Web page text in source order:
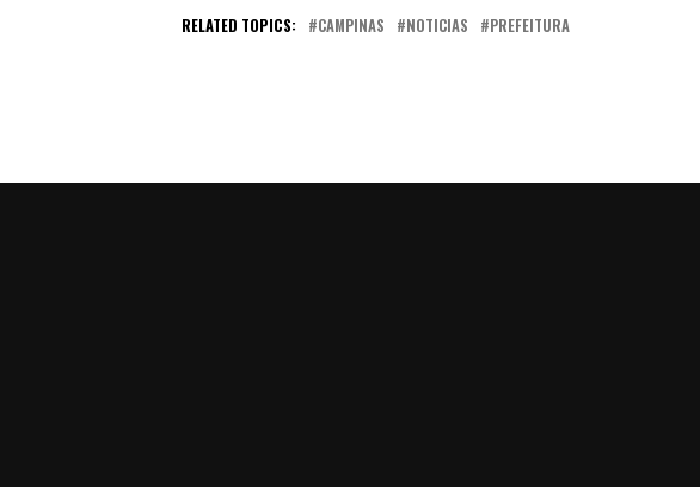
RELATED TOPICS: CAMPINAS NOTICIAS PREFEITURA